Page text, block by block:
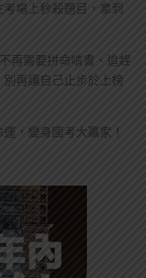
場上秒殺題目，拿到
再需要拼命啃書、追趕
再讓自己止步於上榜
，變身國考大贏家！